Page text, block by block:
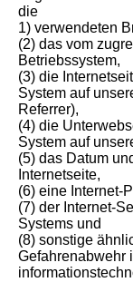
die
1) verwendeten
(2) das vom
Betriebssystem,
(3) die
System auf
Referrer),
(4) die
System auf
(5) das Datum
Internetseite,
(6) eine Internet-
(7) der Internet-
Systems und
(8) sonstige
Gefahrenabwehr